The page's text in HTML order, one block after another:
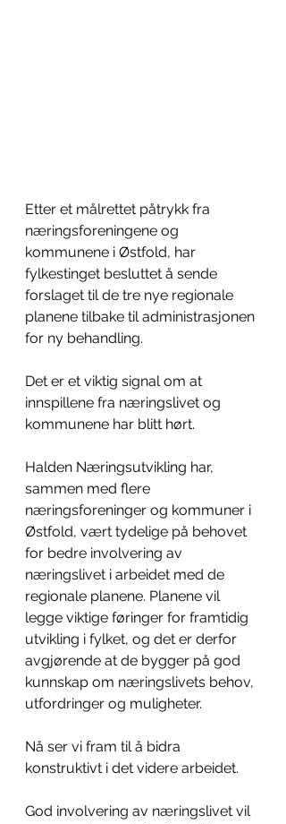
Etter et målrettet påtrykk fra
næringsforeningene og
kommunene i Østfold, har
fylkestinget besluttet å sende
forslaget til de tre nye regionale
planene tilbake til administrasjonen
for ny behandling.
Det er et viktig signal om at
innspillene fra næringslivet og
kommunene har blitt hørt.
Halden Næringsutvikling har,
sammen med flere
næringsforeninger og kommuner i
Østfold, vært tydelige på behovet
for bedre involvering av
næringslivet i arbeidet med de
regionale planene. Planene vil
legge viktige føringer for framtidig
utvikling i fylket, og det er derfor
avgjørende at de bygger på god
kunnskap om næringslivets behov,
utfordringer og muligheter.
Nå ser vi fram til å bidra
konstruktivt i det videre arbeidet.
God involvering av næringslivet vil